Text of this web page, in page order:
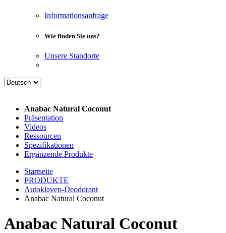
Informationsanfrage
Wie finden Sie uns?
Unsere Standorte
Anabac Natural Coconut
Präsentation
Videos
Ressourcen
Spezifikationen
Ergänzende Produkte
Startseite
PRODUKTE
Autoklaven-Deodorant
Anabac Natural Coconut
Anabac Natural Coconut